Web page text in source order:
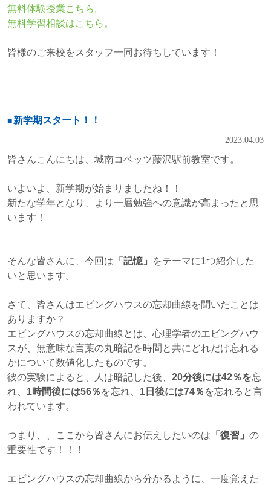
無料体験授業こちら。
無料学習相談はこちら。
皆様のご来校をスタッフ一同お待ちしています！
新学期スタート！！
2023.04.03
皆さんこんにちは、城南コベッツ藤沢駅前教室です。
いよいよ、新学期が始まりましたね！！
新たな学年となり、より一層勉強への意識が高まったと思
います！
そんな皆さんに、今回は 「記憶」
をテーマに1つ紹介した
いと思います。
さて、皆さんはエビングハウスの忘却曲線を聞いたことは
ありますか？
エビングハウスの忘却曲線とは、心理学者のエビングハウ
スが、無意味な言葉の丸暗記を時間と共にどれだけ忘れる
かについて数値化したものです。
彼の実験によると、人は暗記した後、 20分後には42％を忘
れ、 1時間後には56％ を忘れ、 1日後には74％ を忘れると言
われています。
つまり、、ここから皆さんにお伝えしたいのは 「復習」 の
重要性です！！！
エビングハウスの忘却曲線から分かるように、一度覚えた